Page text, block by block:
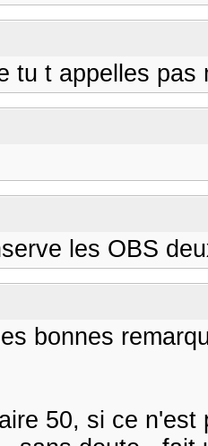
tu t appelles pas
les OBS
bonnes
50, si ce